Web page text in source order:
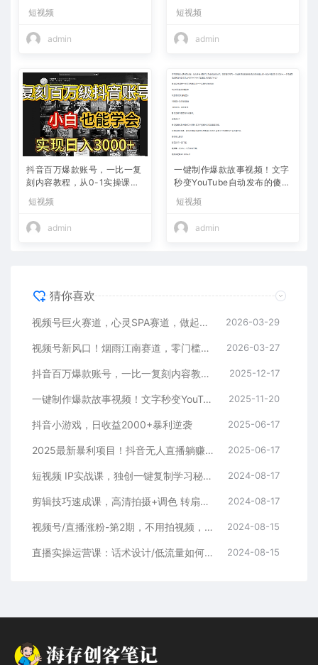
800+
短视频
admin
短视频
admin
抖音百万爆款账号，一比一复
刻内容教程，从0-1实操课，
入10w+
短视频
admin
一键制作爆款故事视频！文字
秒变YouTube自动发布的傻瓜
短视频
admin
猜你喜欢
视频号巨火赛道，心灵SPA赛道，做起来超简单，每天收益800+ 2026-03-29
视频号新风口！烟雨江南赛道，零门槛日入 500+ 2026-03-27
抖音百万爆款账号，一比一复刻内容教程，从0-1实操课，小白也能学会，复制爆款，月入10w+ 2025-12-17
一键制作爆款故事视频！文字秒变YouTube自动发布的傻瓜式教程 2025-11-20
抖音小游戏，日收益2000+暴利逆袭 2025-06-17
2025最新暴利项目！抖音无人直播躺赚攻略！抖音无人直播3.0玩法！0门槛… 2025-06-17
短视频 IP实战课，独创一键复制学习秘籍，转战新领域，月赚五万轻松行 2024-08-17
剪辑技巧速成课，高清拍摄+调色 转扇子，建筑-抠图精通，新手秒变剪辑专家 2024-08-17
视频号/直播涨粉-第2期，不用拍视频，不用卖货，在直播间做菜，就可以搞钱 2024-08-15
直播实操运营课：话术设计/低流量如何提升/话术框架/全场燃爆/非常干货 2024-08-15